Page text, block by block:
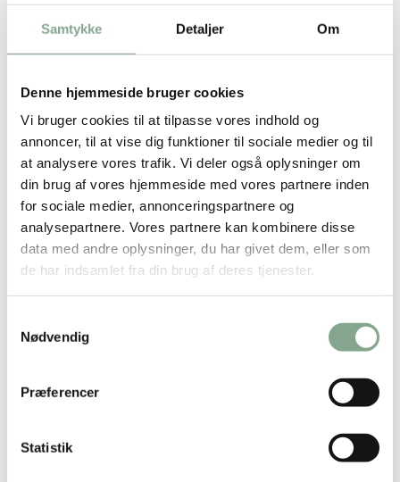
Samtykke Detaljer Om
Denne hjemmeside bruger cookies
Vi bruger cookies til at tilpasse vores indhold og
annoncer, til at vise dig funktioner til sociale medier og til
at analysere vores trafik. Vi deler også oplysninger om
din brug af vores hjemmeside med vores partnere inden
for sociale medier, annonceringspartnere og
analysepartnere. Vores partnere kan kombinere disse
data med andre oplysninger, du har givet dem, eller som
de har indsamlet fra din brug af deres tjenester.
Nødvendig
Præferencer
Statistik
På lager
Køb nu
På lager
Bestsælgende varer i Skåle - glas og